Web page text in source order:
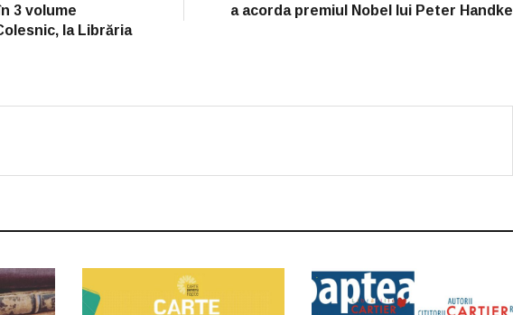
3 volume
la Librăria
a acorda premiul Nobel lui Peter Handke